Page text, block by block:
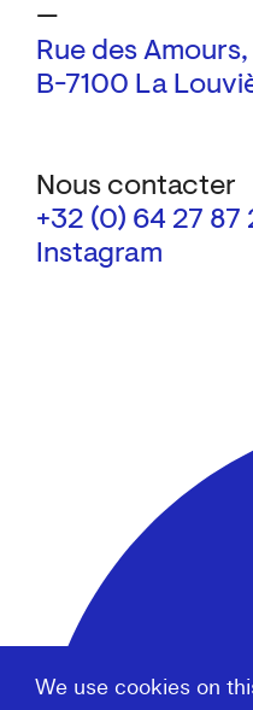
We use cookies on
—
Rue des Amours,
B-7100 La
Nous contacter
+32 (0) 64 27 87
Instagram